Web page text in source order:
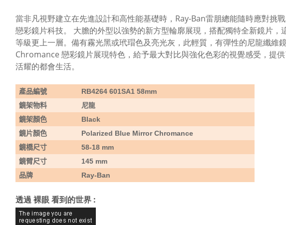
當非凡視野建立在先進設計和高性能基礎時，Ray-Ban雷朋總能隨時應對挑
戀彩鏡片科技。 大膽的外型以強勢的新方型輪廓展現，搭配獨特全新鏡片
等級更上一層。備有霧光黑或玳瑁色及亮光灰，此輕質，有彈性的尼龍纖維
Chromance 戀彩鏡片展現特色，給予最大對比與強化色彩的視覺感受，提
活耀的都會生活。
產品編號
RB4264 601SA1 58mm
鏡架物料
尼龍
鏡架顏色
Black
鏡片顏色
Polarized Blue Mirror Chromance
鏡橋尺寸
58-18 mm
鏡臂尺寸
145 mm
品牌
Ray-Ban
透過 裸眼 看到的世界 :